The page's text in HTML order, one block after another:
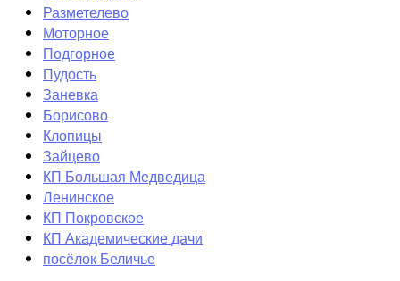
Разметелево
Моторное
Подгорное
Пудость
Заневка
Борисово
Клопицы
Зайцево
КП Большая Медведица
Ленинское
КП Покровское
КП Академические дачи
посёлок Беличье